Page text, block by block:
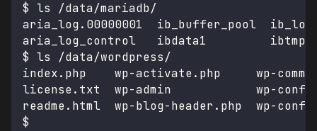
$ ls /data/mariadb/
aria_log.00000001  ib_buffer_pool
aria_log_control   ibdata1
$ ls /data/wordpress/
index.php    wp-activate.php     wp-
license.txt  wp-admin            wp-
readme.html  wp-blog-header.php  wp-
$